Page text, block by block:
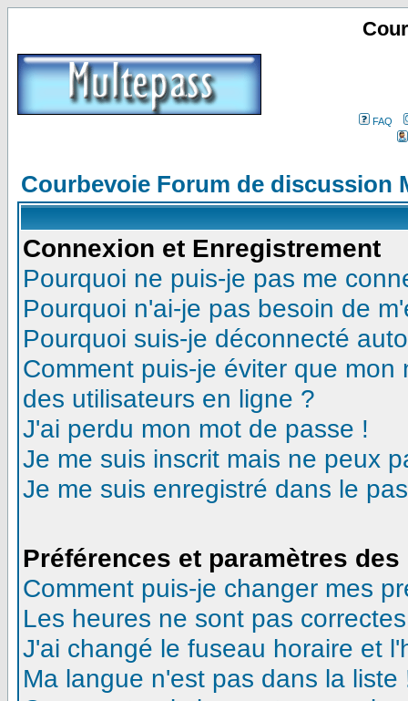
FAQ
Courbevoie Forum de discussion
Connexion et Enregistrement
Pourquoi ne puis-je pas me
Pourquoi n'ai-je pas besoin de
Pourquoi suis-je déconnecté
Comment puis-je éviter que
des utilisateurs en ligne ?
J'ai perdu mon mot de passe !
Je me suis inscrit mais ne peux
Je me suis enregistré dans le
Préférences et paramètres
Comment puis-je changer mes
Les heures ne sont pas
J'ai changé le fuseau horaire et
Ma langue n'est pas dans la liste